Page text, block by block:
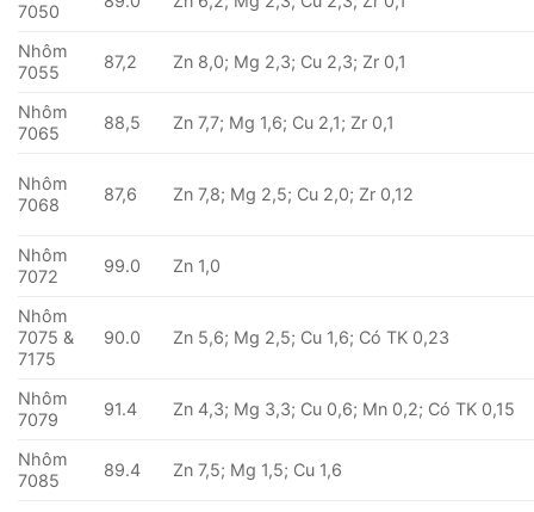
7050
Nhôm
7055
87,2 Zn 8,0; Mg 2,3; Cu 2,3; Zr 0,1
Nhôm
7065
88,5 Zn 7,7; Mg 1,6; Cu 2,1; Zr 0,1
Nhôm
7068
87,6 Zn 7,8; Mg 2,5; Cu 2,0; Zr 0,12
Nhôm
7072
99.0 Zn 1,0
Nhôm
7075 &
7175
90.0 Zn 5,6; Mg 2,5; Cu 1,6; Có TK 0,23
Nhôm
7079
91.4 Zn 4,3; Mg 3,3; Cu 0,6; Mn 0,2; Có TK 0,15
Nhôm
7085
89.4 Zn 7,5; Mg 1,5; Cu 1,6